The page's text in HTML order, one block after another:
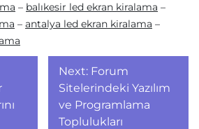
– balıkesir led ekran kiralama –
– antalya led ekran kiralama –
Next: Forum
Sitelerindeki Yazılım
ve Programlama
Toplulukları